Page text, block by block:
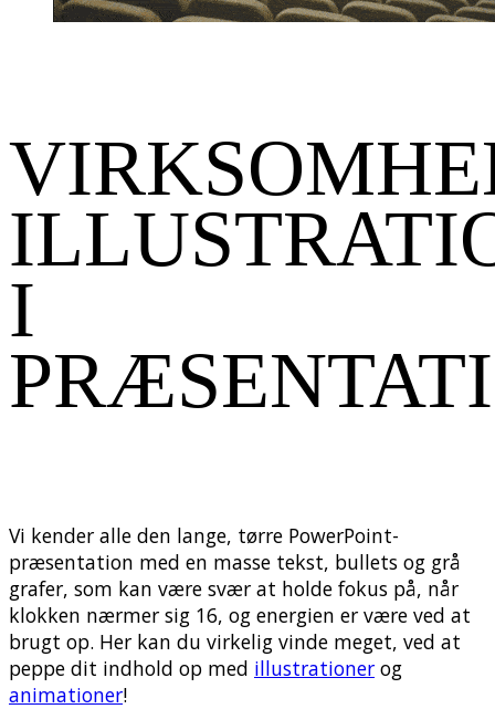
I
Vi kender alle den lange, tørre PowerPoint-
præsentation med en masse tekst, bullets og grå
grafer, som kan være svær at holde fokus på, når
klokken nærmer sig 16, og energien er være ved at
brugt op. Her kan du virkelig vinde meget, ved at
peppe dit indhold op med illustrationer og
animationer!